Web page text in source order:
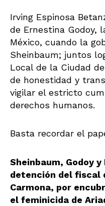
Irving Espinosa
de Ernestina Godoy,
México, cuando la
Sheinbaum; juntos
Local de la Ciudad
de honestidad y
vigilar el estricto
derechos humanos.
Basta recordar el
Sheinbaum, Godoy y
detención del fiscal
Carmona, por
el feminicida de